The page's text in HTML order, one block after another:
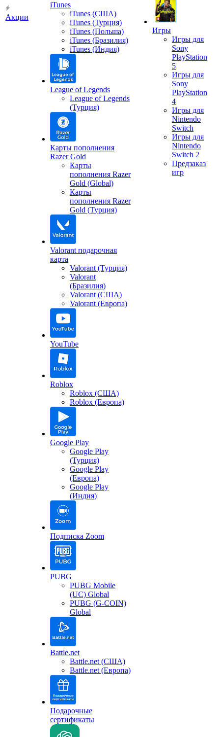
Акции
iTunes
iTunes (США)
iTunes (Турция)
iTunes (Польша)
iTunes (Бразилия)
iTunes (Индия)
League of Legends
League of Legends
(Турция)
Карты пополнения
Razer Gold
Карты
пополнения Razer
Gold (Global)
Карты
пополнения Razer
Gold (Турция)
Valorant подарочная
карта
Valorant (Турция)
Valorant
(Бразилия)
Valorant (США)
Valorant (Европа)
YouTube
Roblox
Roblox (США)
Roblox (Европа)
Google Play
Google Play
(Турция)
Google Play
(Европа)
Google Play
(Индия)
Подписка Zoom
PUBG
PUBG Mobile
(UC) Global
PUBG (G-COIN)
Global
Battle.net
Battle.net (США)
Battle.net (Европа)
Подарочные
сертификаты
Игры
Игры для
Sony
PlayStation
5
Игры для
Sony
PlayStation
4
Игры для
Nintendo
Switch
Игры для
Nintendo
Switch 2
Предзаказ
игр